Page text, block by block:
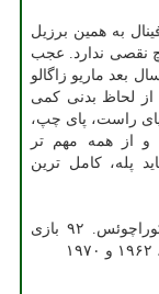
به همین برزیل
نقصی ندارد. عجب
بعد ماریو زاگالو
از لحاظ بدنی کمی
راست، پای چپ،
و از همه مهم تر
پله، کامل ترین
پله: برزیلی. متولد ۲۳ اکتبر ۱۹۴۰ در ترس کوراچوئس. ۹۲ بازی